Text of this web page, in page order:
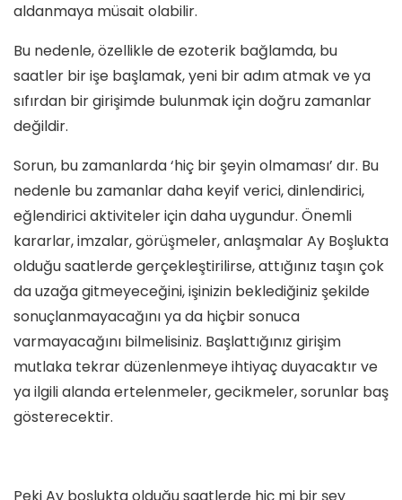
aldanmaya müsait olabilir.
Bu nedenle, özellikle de ezoterik bağlamda, bu
saatler bir işe başlamak, yeni bir adım atmak ve ya
sıfırdan bir girişimde bulunmak için doğru zamanlar
değildir.
Sorun, bu zamanlarda ‘hiç bir şeyin olmaması’ dır. Bu
nedenle bu zamanlar daha keyif verici, dinlendirici,
eğlendirici aktiviteler için daha uygundur. Önemli
kararlar, imzalar, görüşmeler, anlaşmalar Ay Boşlukta
olduğu saatlerde gerçekleştirilirse, attığınız taşın çok
da uzağa gitmeyeceğini, işinizin beklediğiniz şekilde
sonuçlanmayacağını ya da hiçbir sonuca
varmayacağını bilmelisiniz. Başlattığınız girişim
mutlaka tekrar düzenlenmeye ihtiyaç duyacaktır ve
ya ilgili alanda ertelenmeler, gecikmeler, sorunlar baş
gösterecektir.